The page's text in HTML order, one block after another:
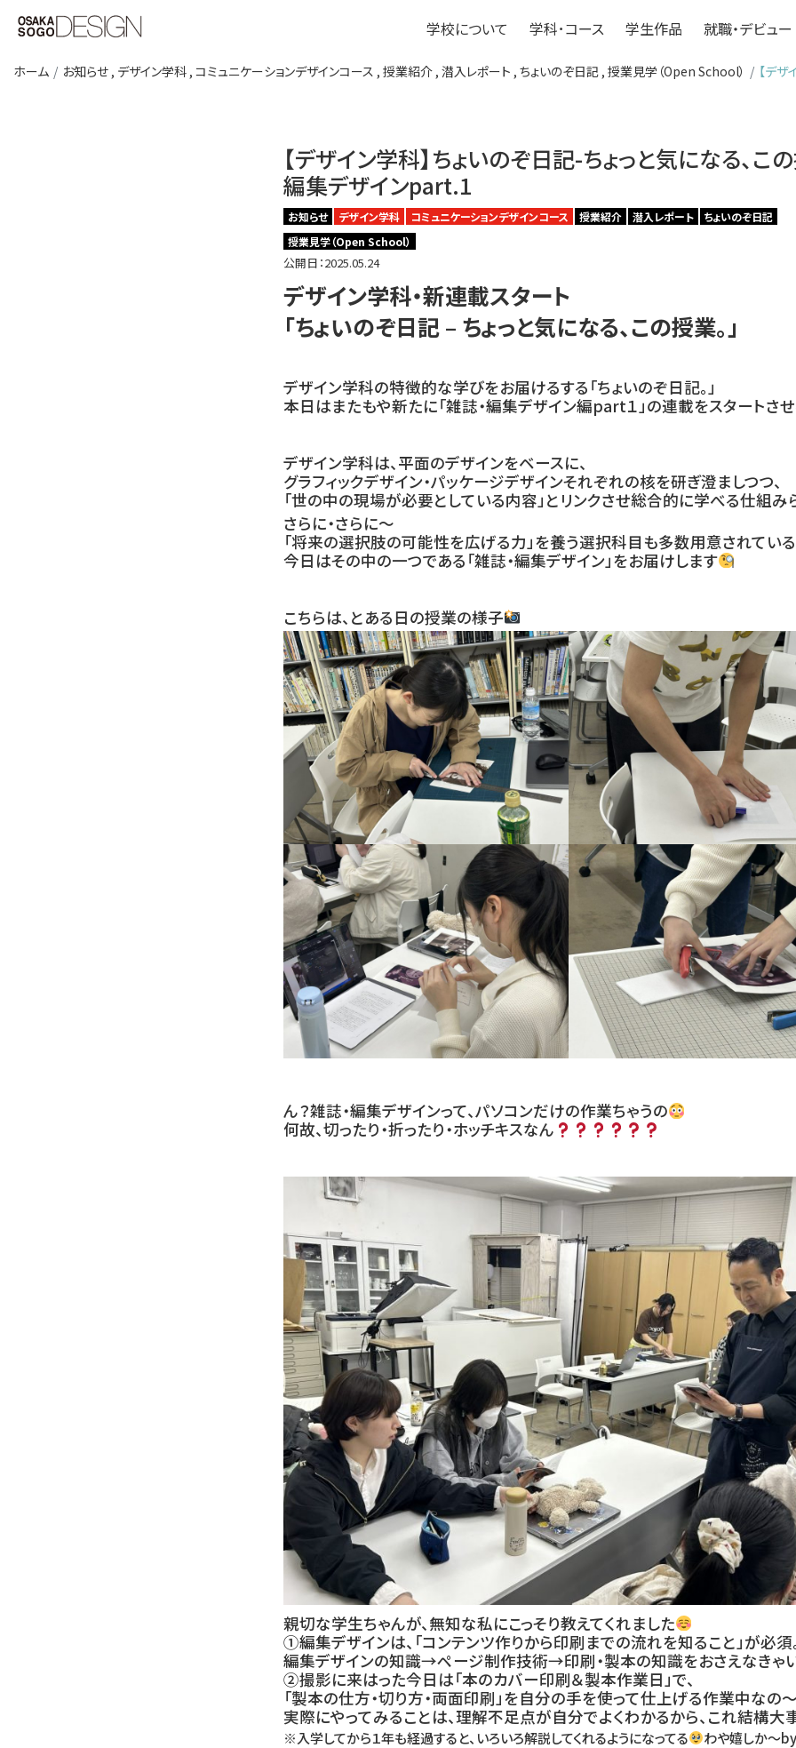
学校について 学科･コース 学生作品 就職・デビュー
ホーム お知らせ , デザイン学科 , コミュニケーションデザインコース , 授業紹介 , 潜入レポート , ちょいのぞ日記 , 授業見学（Open School） 【デ
【デザイン学科】ちょいのぞ日記-ちょっと気になる、こ
編集デザインpart.1
お知らせ デザイン学科 コミュニケーションデザインコース 授業紹介 潜入レポート
ちょいのぞ日記
授業見学（Open School）
公開日：2025.05.24
デザイン学科・新連載スタート
「ちょいのぞ日記 – ちょっと気になる、この授業。」
デザイン学科の特徴的な学びをお届けるする「ちょいのぞ日記。」
本日はまたもや新たに「雑誌・編集デザイン編part１」の連載をスタートさ
デザイン学科は、平面のデザインをベースに、
グラフィックデザイン・パッケージデザインそれぞれの核を研ぎ澄ましつつ、
「世の中の現場が必要としている内容」とリンクさせ総合的に学べる仕組み
さらに・さらに〜
「将来の選択肢の可能性を広げる力」を養う選択科目も多数用意されている
今日はその中の一つである「雑誌・編集デザイン」をお届けします
こちらは、とある日の授業の様子
ん？雑誌・編集デザインって、パソコンだけの作業ちゃうの
何故、切ったり・折ったり・ホッチキスなん
親切な学生ちゃんが、無知な私にこっそり教えてくれました
①編集デザインは、「コンテンツ作りから印刷までの流れを知ること」が必須
編集デザインの知識→ページ制作技術→印刷・製本の知識をおさえなき
②撮影に来はった今日は「本のカバー印刷＆製本作業日」で、
「製本の仕方・切り方・両面印刷」を自分の手を使って仕上げる作業中なの
実際にやってみることは、理解不足点が自分でよくわかるから、これ結構
※入学してから１年も経過すると、いろいろ解説してくれるようになってる わや嬉しか〜